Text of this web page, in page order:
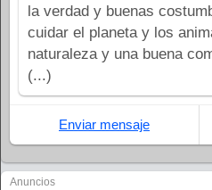
la verdad y buenas
cuidar el planeta y los
naturaleza y una buena
(...)
Enviar mensaje
Anuncios